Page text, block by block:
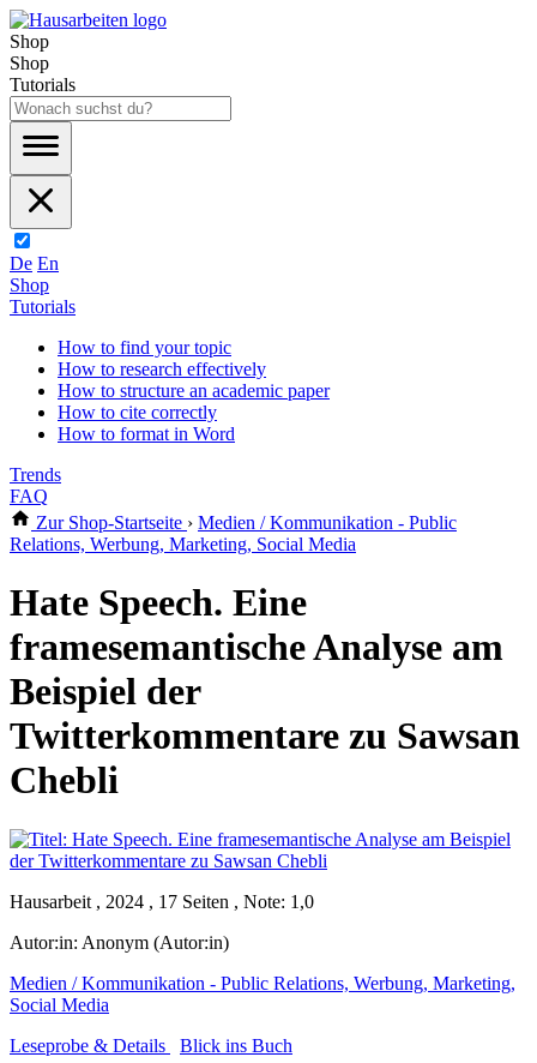
Shop
Shop
Tutorials
De En
Shop
Tutorials
How to find your topic
How to research effectively
How to structure an academic paper
How to cite correctly
How to format in Word
Trends
FAQ
Zur Shop-Startseite › Medien / Kommunikation - Public
Relations, Werbung, Marketing, Social Media
Hate Speech. Eine
framesemantische Analyse am
Beispiel der
Twitterkommentare zu Sawsan
Chebli
Hausarbeit , 2024 , 17 Seiten , Note: 1,0
Autor:in: Anonym (Autor:in)
Medien / Kommunikation - Public Relations, Werbung, Marketing,
Social Media
Leseprobe & Details
Blick ins Buch